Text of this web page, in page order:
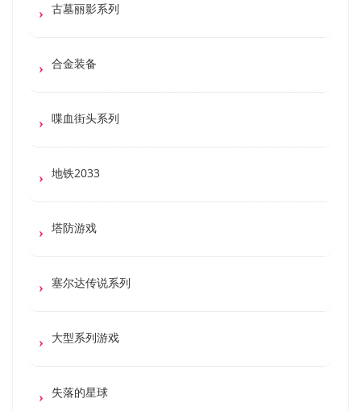
古墓丽影系列
合金装备
喋血街头系列
地铁2033
塔防游戏
塞尔达传说系列
大型系列游戏
失落的星球